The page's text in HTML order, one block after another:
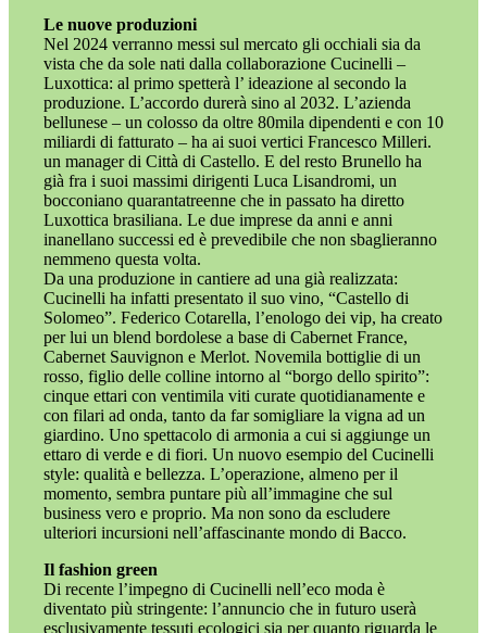
Le nuove produzioni
Nel 2024 verranno messi sul mercato gli occhiali sia da
vista che da sole nati dalla collaborazione Cucinelli –
Luxottica: al primo spetterà l’ ideazione al secondo la
produzione. L’accordo durerà sino al 2032. L’azienda
bellunese – un colosso da oltre 80mila dipendenti e con 10
miliardi di fatturato – ha ai suoi vertici Francesco Milleri.
un manager di Città di Castello. E del resto Brunello ha
già fra i suoi massimi dirigenti Luca Lisandromi, un
bocconiano quarantatreenne che in passato ha diretto
Luxottica brasiliana. Le due imprese da anni e anni
inanellano successi ed è prevedibile che non sbaglieranno
nemmeno questa volta.
Da una produzione in cantiere ad una già realizzata:
Cucinelli ha infatti presentato il suo vino, “Castello di
Solomeo”. Federico Cotarella, l’enologo dei vip, ha creato
per lui un blend bordolese a base di Cabernet France,
Cabernet Sauvignon e Merlot. Novemila bottiglie di un
rosso, figlio delle colline intorno al “borgo dello spirito”:
cinque ettari con ventimila viti curate quotidianamente e
con filari ad onda, tanto da far somigliare la vigna ad un
giardino. Uno spettacolo di armonia a cui si aggiunge un
ettaro di verde e di fiori. Un nuovo esempio del Cucinelli
style: qualità e bellezza. L’operazione, almeno per il
momento, sembra puntare più all’immagine che sul
business vero e proprio. Ma non sono da escludere
ulteriori incursioni nell’affascinante mondo di Bacco.
Il fashion green
Di recente l’impegno di Cucinelli nell’eco moda è
diventato più stringente: l’annuncio che in futuro userà
esclusivamente tessuti ecologici sia per quanto riguarda le